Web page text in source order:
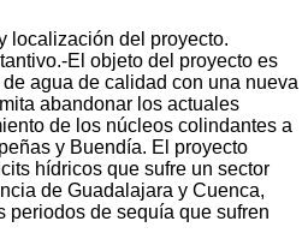
localización del proyecto.
El objeto del proyecto es
agua de calidad con una nueva
abandonar los actuales
de los núcleos colindantes a
y Buendía. El proyecto
hídricos que sufre un sector
de Guadalajara y Cuenca,
periodos de sequía que sufren